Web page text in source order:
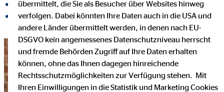
auf LinkedIn teilen
auf Xing teilen
übermittelt, die Sie als Besucher über Websites hinweg
verfolgen. Dabei könnten Ihre Daten auch in die USA und
andere Länder übermittelt werden, in denen nach EU-
DSGVO kein angemessenes Datenschutzniveau herrscht
und fremde Behörden Zugriff auf Ihre Daten erhalten
können, ohne das Ihnen dagegen hinreichende
Rechtsschutzmöglichkeiten zur Verfügung stehen. Mit
Ihren Einwilligungen in die Statistik und Marketing Cookies